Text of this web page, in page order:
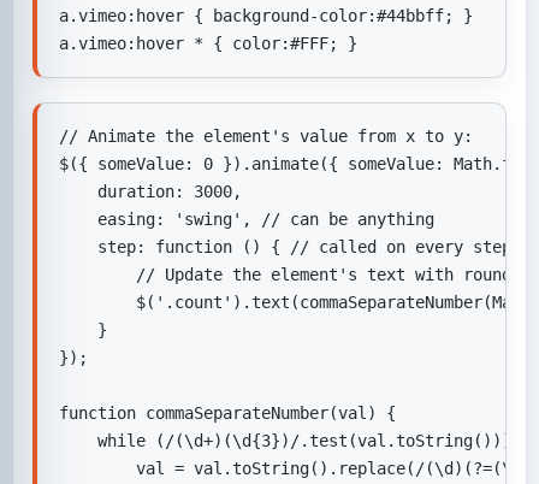
a.vimeo:hover { background-color:#44bbff; }
a.vimeo:hover * { color:#FFF; }
// Animate the element's value from x to y:
$({ someValue: 0 }).animate({ someValue:
    duration: 3000,
    easing: 'swing', // can be anything
    step: function () { // called on every step
// Update the element's text with
    }
});
function commaSeparateNumber(val) {
    while (/(\d+)(\d{3})/.test(val.toString())) {
val = val.toString().replace(/